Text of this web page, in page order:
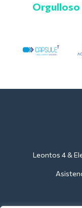
Orgulloso
Leontos 4 &